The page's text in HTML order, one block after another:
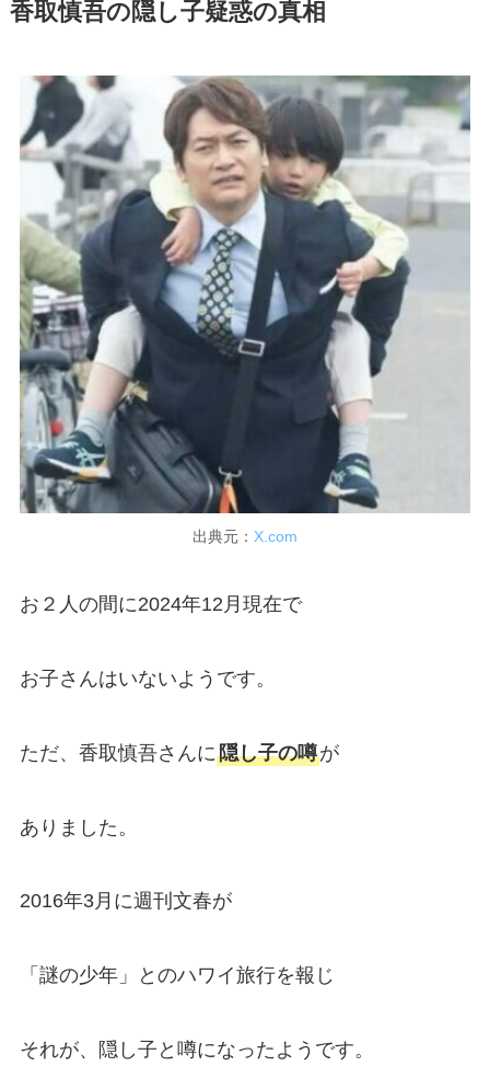
香取慎吾の隠し子疑惑の真相
出典元： X.com
お２人の間に2024年12月現在で
お子さんはいないようです。
ただ、香取慎吾さんに隠し子の噂が
ありました。
2016年3月に週刊文春が
「謎の少年」とのハワイ旅行を報じ
それが、隠し子と噂になったようです。